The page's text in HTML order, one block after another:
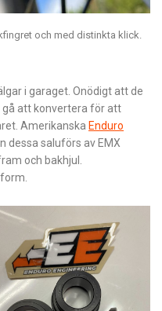
och med distinkta klick.
i garaget. Onödigt att de
gå att konvertera för att
Amerikanska Enduro
dessa saluförs av EMX
och bakhjul.